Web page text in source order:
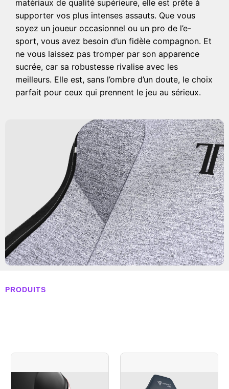
matériaux de qualité supérieure, elle est prête à
supporter vos plus intenses assauts. Que vous
soyez un joueur occasionnel ou un pro de l’e-
sport, vous avez besoin d’un fidèle compagnon. Et
ne vous laissez pas tromper par son apparence
sucrée, car sa robustesse rivalise avec les
meilleurs. Elle est, sans l’ombre d’un doute, le choix
parfait pour ceux qui prennent le jeu au sérieux.
PRODUITS